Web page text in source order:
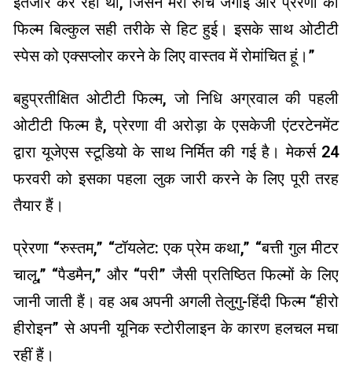
फिल्म बिल्कुल सही तरीके से हिट हुई। इसके साथ ओटीटी
स्पेस को एक्सप्लोर करने के लिए वास्तव में रोमांचित हूं।”
बहुप्रतीक्षित ओटीटी फिल्म, जो निधि अग्रवाल की पहली
ओटीटी फिल्म है, प्रेरणा वी अरोड़ा के एसकेजी एंटरटेनमेंट
द्वारा यूजेएस स्टूडियो के साथ निर्मित की गई है। मेकर्स 24
फरवरी को इसका पहला लुक जारी करने के लिए पूरी तरह
तैयार हैं।
प्रेरणा “रुस्तम,” “टॉयलेट: एक प्रेम कथा,” “बत्ती गुल मीटर
चालू,” “पैडमैन,” और “परी” जैसी प्रतिष्ठित फिल्मों के लिए
जानी जाती हैं। वह अब अपनी अगली तेलुगु-हिंदी फिल्म “हीरो
हीरोइन” से अपनी यूनिक स्टोरीलाइन के कारण हलचल मचा
रहीं हैं।